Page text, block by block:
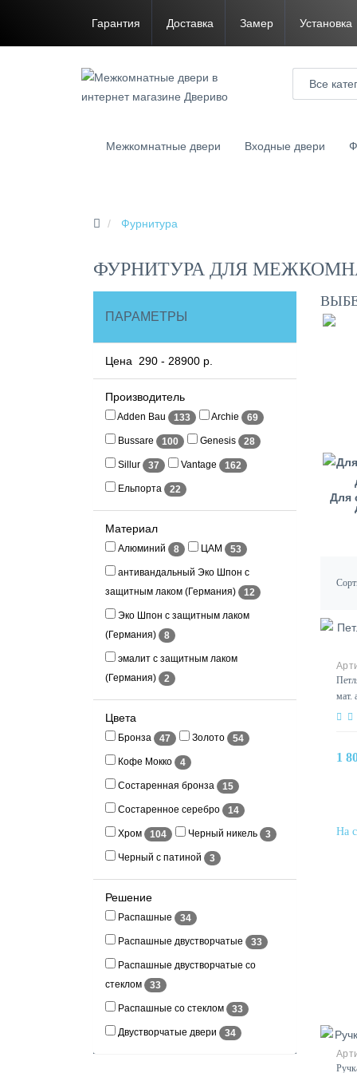
Гарантия Доставка Замер Установка
Все
Межкомнатные двери Входные двери
Фурнитура
ФУРНИТУРА ДЛЯ
ПАРАМЕТРЫ
Цена 290 - 28900 р.
Производитель
Adden Bau 133 Archie 69
Bussare 100 Genesis 28
Sillur 37 Vantage 162
Ельпорта 22
Материал
Алюминий 8 ЦАМ 53
антивандальный Эко Шпон с
защитным лаком (Германия)
12
Эко Шпон с защитным лаком
(Германия)
8
эмалит с защитным лаком
(Германия)
2
Цвета
Бронза 47 Золото 54
Кофе Мокко 4
Состаренная бронза 15
Состаренное серебро 14
Хром 104 Черный никель 3
Черный с патиной 3
Решение
Распашные 34
Распашные двустворчатые 33
Распашные двустворчатые со
стеклом
33
Распашные со стеклом 33
Двустворчатые двери 34
Для
мат.
1